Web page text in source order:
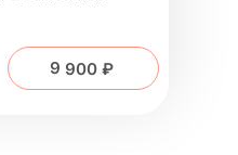
9 900 ₽